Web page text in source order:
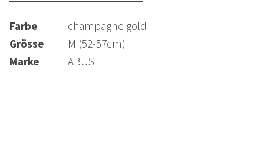
zusätzlichen, passiven Schutz.
Farbe
champagne gold
Grösse
M (52-57cm)
Marke
ABUS